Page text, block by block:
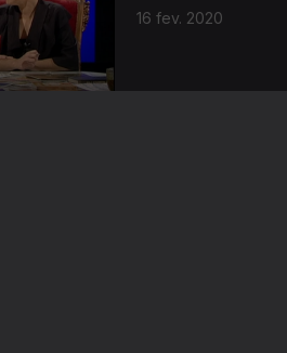
16 fev. 2020